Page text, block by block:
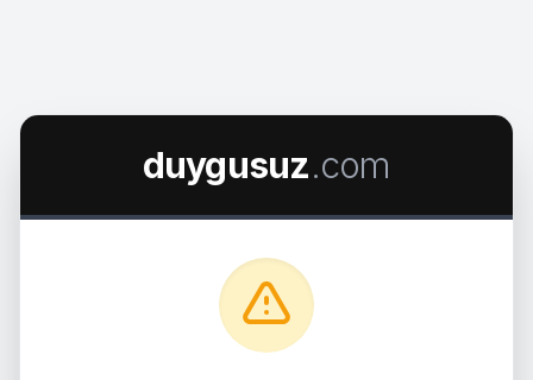
duygusuz.com